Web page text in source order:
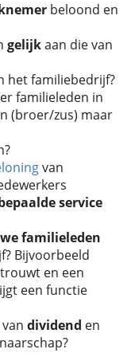
beloond en
gelijkaan die van
het familiebedrijf?
familieleden in
(broer/zus) maar
van
service
familieleden
Bijvoorbeeld
en een
een functie
van dividend en